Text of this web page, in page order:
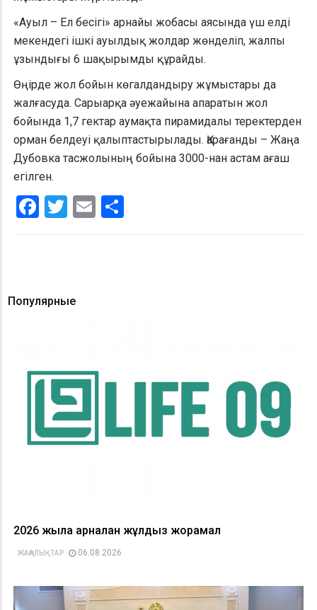
«Ауыл – Ел бесігі» арнайы жобасы аясында үш елді
мекендегі ішкі ауылдық жолдар жөнделіп, жалпы
ұзындығы 6 шақырымды құрайды.
Өңірде жол бойын көгалдандыру жұмыстары да
жалғасуда. Сарыарқа әуежайына апаратын жол
бойында 1,7 гектар аумақта пирамидалы теректерден
орман белдеуі қалыптастырылады. Қарағанды – Жаңа
Дубовка тасжолының бойына 3000-нан астам ағаш
егілген.
Facebook
Twitter
Email
Популярные
2026 жылға арналған жұлдыз жорамал
ЖАҢАЛЫҚТАР 06.08.2026